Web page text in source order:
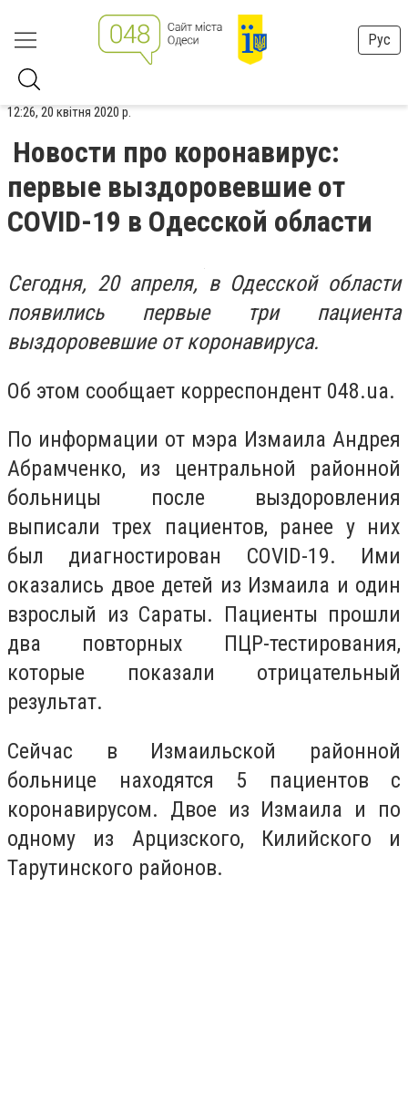
Рус
12:26, 20 квітня 2020 р.
Новости про коронавирус:
первые выздоровевшие от
COVID-19 в Одесской области
Сегодня, 20 апреля, в Одесской области
появились первые три пациента
выздоровевшие от коронавируса.
Об этом сообщает корреспондент 048.ua.
По информации от мэра Измаила Андрея
Абрамченко, из центральной районной
больницы после выздоровления
выписали трех пациентов, ранее у них
был диагностирован COVID-19. Ими
оказались двое детей из Измаила и один
взрослый из Сараты. Пациенты прошли
два повторных ПЦР-тестирования,
которые показали отрицательный
результат.
Сейчас в Измаильской районной
больнице находятся 5 пациентов с
коронавирусом. Двое из Измаила и по
одному из Арцизского, Килийского и
Тарутинского районов.